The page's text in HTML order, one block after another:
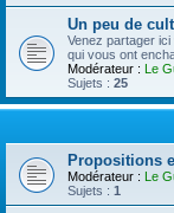
Un peu de
Venez partager
qui vous ont
Modérateur : Le
Sujets : 25
Propositions
Modérateur : Le
Sujets : 1